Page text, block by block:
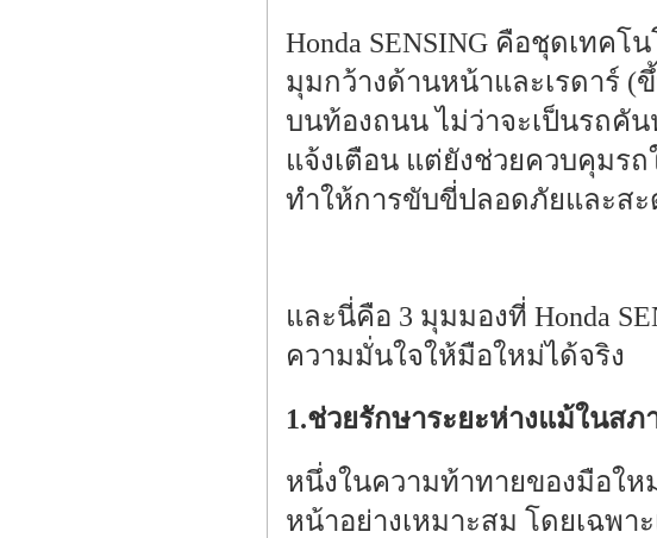
Honda SENSING คือชุดเทค
มุมกว้างด้านหน้าและเรดาร์ (
บนท้องถนน ไม่ว่าจะเป็นรถคั
แจ้งเตือน แต่ยังช่วยควบคุมร
ทำให้การขับขี่ปลอดภัยและสะ
และนี่คือ 3 มุมมองที่ Honda
ความมั่นใจให้มือใหม่ได้จริง
1.ช่วยรักษาระยะห่างแม้ในส
หนึ่งในความท้าทายของมือให
หน้าอย่างเหมาะสม โดยเฉพา